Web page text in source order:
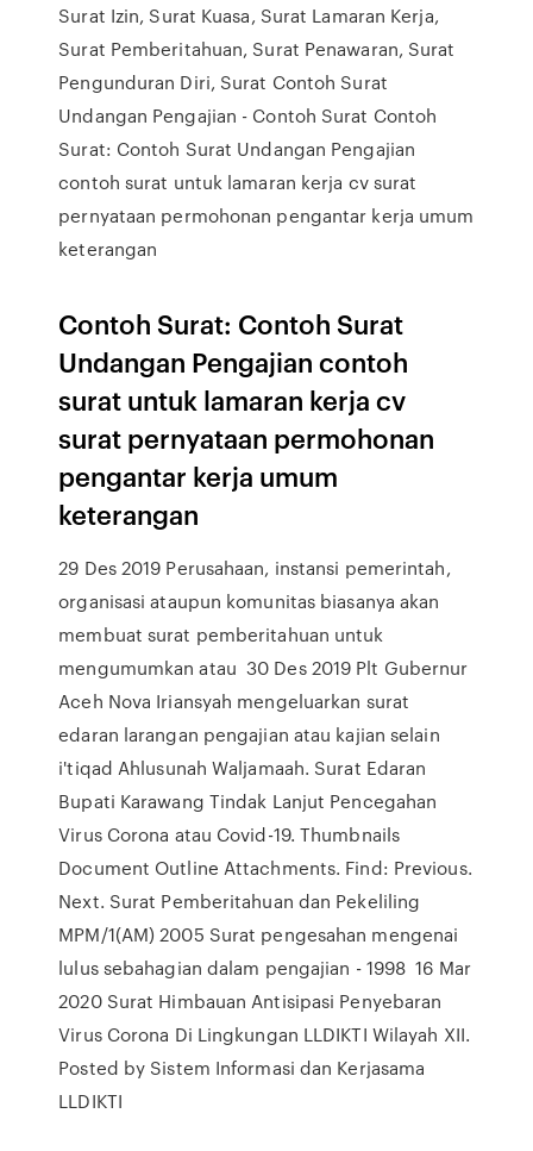
Surat Izin, Surat Kuasa, Surat Lamaran Kerja,
Surat Pemberitahuan, Surat Penawaran, Surat
Pengunduran Diri, Surat Contoh Surat
Undangan Pengajian - Contoh Surat Contoh
Surat: Contoh Surat Undangan Pengajian
contoh surat untuk lamaran kerja cv surat
pernyataan permohonan pengantar kerja umum
keterangan
Contoh Surat: Contoh Surat
Undangan Pengajian contoh
surat untuk lamaran kerja cv
surat pernyataan permohonan
pengantar kerja umum
keterangan
29 Des 2019 Perusahaan, instansi pemerintah,
organisasi ataupun komunitas biasanya akan
membuat surat pemberitahuan untuk
mengumumkan atau 30 Des 2019 Plt Gubernur
Aceh Nova Iriansyah mengeluarkan surat
edaran larangan pengajian atau kajian selain
i'tiqad Ahlusunah Waljamaah. Surat Edaran
Bupati Karawang Tindak Lanjut Pencegahan
Virus Corona atau Covid-19. Thumbnails
Document Outline Attachments. Find: Previous.
Next. Surat Pemberitahuan dan Pekeliling
MPM/1(AM) 2005 Surat pengesahan mengenai
lulus sebahagian dalam pengajian - 1998 16 Mar
2020 Surat Himbauan Antisipasi Penyebaran
Virus Corona Di Lingkungan LLDIKTI Wilayah XII.
Posted by Sistem Informasi dan Kerjasama
LLDIKTI